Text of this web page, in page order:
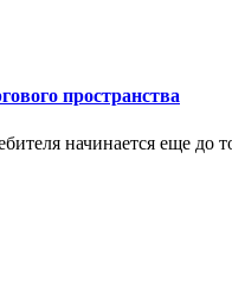
пространства
начинается еще до